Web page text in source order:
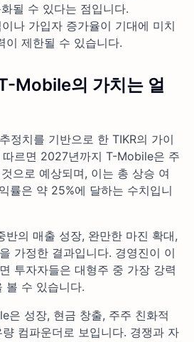
될 수 있다는 점입니다.
나 가입자 증가율이 기대에 미치
이 제한될 수 있습니다.
Mobile의 가치는 얼
정치를 기반으로 한 TIKR의 가이
따르면 2027년까지 T-Mobile은 주
으로 예상되며, 이는 총 상승 여
률은 약 25%에 달하는 수치입니
반의 매출 성장, 완만한 마진 확대,
가정한 결과입니다. 경영진이 이
투자자들은 대형주 중 가장 강력
볼 수 있습니다.
은 성장, 현금 창출, 주주 친화적
컴파운더로 보입니다. 경쟁과 자